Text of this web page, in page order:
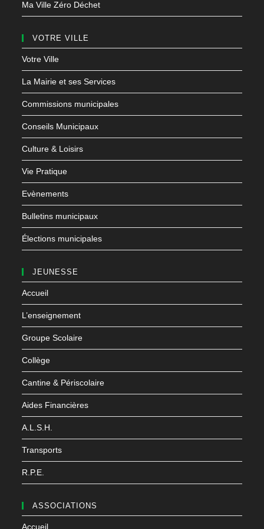
Ma Ville Zéro Déchet
VOTRE VILLE
Votre Ville
La Mairie et ses Services
Commissions municipales
Conseils Municipaux
Culture & Loisirs
Vie Pratique
Evènements
Bulletins municipaux
Élections municipales
JEUNESSE
Accueil
L’enseignement
Groupe Scolaire
Collège
Cantine & Périscolaire
Aides Financières
A.L.S.H.
Transports
R.P.E.
ASSOCIATIONS
Accueil